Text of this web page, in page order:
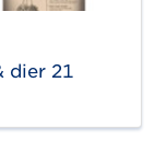
dier 21